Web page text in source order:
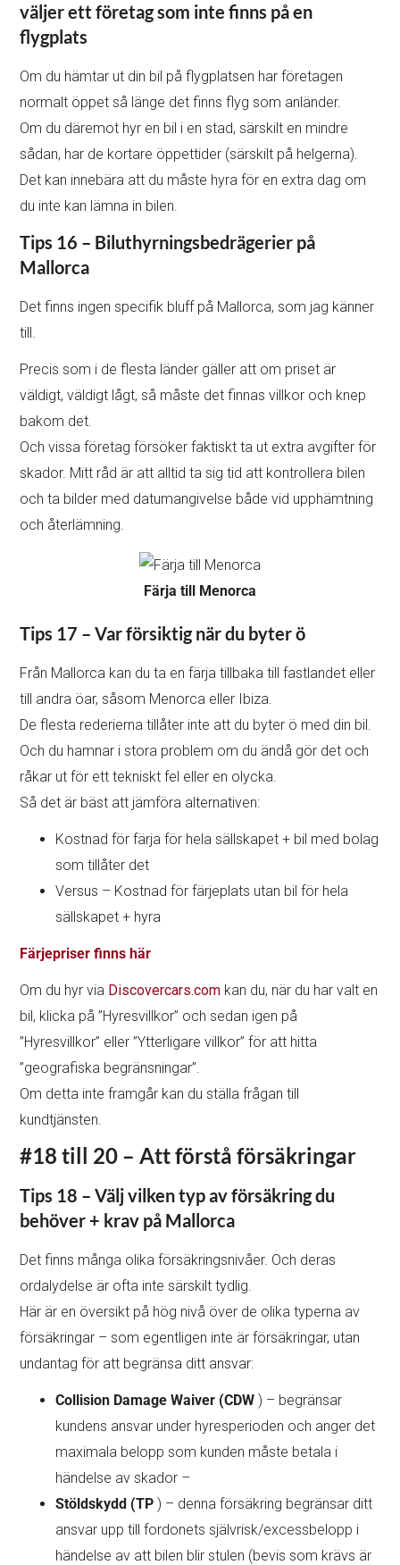
väljer ett företag som inte finns på en
flygplats
Om du hämtar ut din bil på flygplatsen har företagen
normalt öppet så länge det finns flyg som anländer.
Om du däremot hyr en bil i en stad, särskilt en mindre
sådan, har de kortare öppettider (särskilt på helgerna).
Det kan innebära att du måste hyra för en extra dag om
du inte kan lämna in bilen.
Tips 16 – Biluthyrningsbedrägerier på
Mallorca
Det finns ingen specifik bluff på Mallorca, som jag känner
till.
Precis som i de flesta länder gäller att om priset är
väldigt, väldigt lågt, så måste det finnas villkor och knep
bakom det.
Och vissa företag försöker faktiskt ta ut extra avgifter för
skador. Mitt råd är att alltid ta sig tid att kontrollera bilen
och ta bilder med datumangivelse både vid upphämtning
och återlämning.
Färja till Menorca
Tips 17 – Var försiktig när du byter ö
Från Mallorca kan du ta en färja tillbaka till fastlandet eller
till andra öar, såsom Menorca eller Ibiza.
De flesta rederierna tillåter inte att du byter ö med din bil.
Och du hamnar i stora problem om du ändå gör det och
råkar ut för ett tekniskt fel eller en olycka.
Så det är bäst att jämföra alternativen:
Kostnad för färja för hela sällskapet + bil med bolag
som tillåter det
Versus – Kostnad för färjeplats utan bil för hela
sällskapet + hyra
Färjepriser finns här
Om du hyr via Discovercars.com kan du, när du har valt en
bil, klicka på ”Hyresvillkor” och sedan igen på
”Hyresvillkor” eller ”Ytterligare villkor” för att hitta
”geografiska begränsningar”.
Om detta inte framgår kan du ställa frågan till
kundtjänsten.
#18 till 20 – Att förstå försäkringar
Tips 18 – Välj vilken typ av försäkring du
behöver + krav på Mallorca
Det finns många olika försäkringsnivåer. Och deras
ordalydelse är ofta inte särskilt tydlig.
Här är en översikt på hög nivå över de olika typerna av
försäkringar – som egentligen inte är försäkringar, utan
undantag för att begränsa ditt ansvar:
Collision Damage Waiver (CDW ) – begränsar
kundens ansvar under hyresperioden och anger det
maximala belopp som kunden måste betala i
händelse av skador –
Stöldskydd (TP ) – denna försäkring begränsar ditt
ansvar upp till fordonets självrisk/excessbelopp i
händelse av att bilen blir stulen (bevis som krävs är